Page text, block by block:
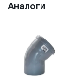
Аналоги